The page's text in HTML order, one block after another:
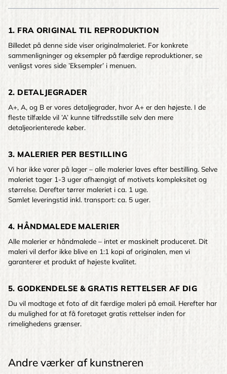
1. FRA ORIGINAL TIL REPRODUKTION
Billedet på denne side viser originalmaleriet. For konkrete
sammenligninger og eksempler på færdige reproduktioner, se
venligst vores side ’Eksempler’ i menuen.
2. DETALJEGRADER
A+, A, og B er vores detaljegrader, hvor A+ er den højeste. I de
fleste tilfælde vil ’A’ kunne tilfredsstille selv den mere
detaljeorienterede køber.
3. MALERIER PER BESTILLING
Vi har ikke varer på lager – alle malerier laves efter bestilling. Selve
maleriet tager 1-3 uger afhængigt af motivets kompleksitet og
størrelse. Derefter tørrer maleriet i ca. 1 uge.
Samlet leveringstid inkl. transport: ca. 5 uger.
4. HÅNDMALEDE MALERIER
Alle malerier er håndmalede – intet er maskinelt produceret. Dit
maleri vil derfor ikke blive en 1:1 kopi af originalen, men vi
garanterer et produkt af højeste kvalitet.
5. GODKENDELSE & GRATIS RETTELSER AF DIG
Du vil modtage et foto af dit færdige maleri på email. Herefter har
du mulighed for at få foretaget gratis rettelser inden for
rimelighedens grænser.
Andre værker af kunstneren